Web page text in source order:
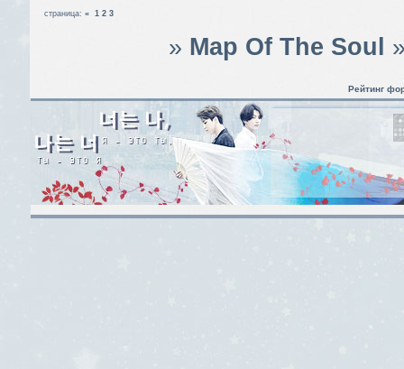
страница: « 1 2 3
» Map Of The Soul
Рейтинг